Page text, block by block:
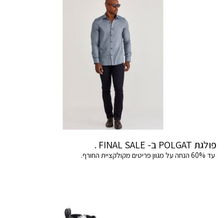
פולגת POLGAT ב- FINAL SALE .
עד 60% הנחה על מגוון פריטים מקולקציית החורף.